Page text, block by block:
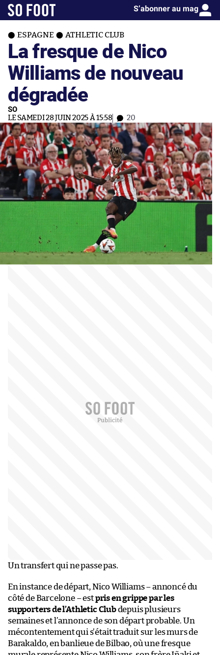
S’abonner au mag
ESPAGNE ATHLETIC CLUB
La fresque de Nico
Williams de nouveau
dégradée
SO
LE SAMEDI 28 JUIN 2025 À 15:58 20
Un transfert qui ne passe pas.
En instance de départ, Nico Williams – annoncé du
côté de Barcelone – estpris en grippe par les
supporters de l’Athletic Clubdepuis plusieurs
semaines et l’annonce de son départ probable. Un
mécontentement qui s’était traduit sur les murs de
Barakaldo, en banlieue de Bilbao, où une fresque